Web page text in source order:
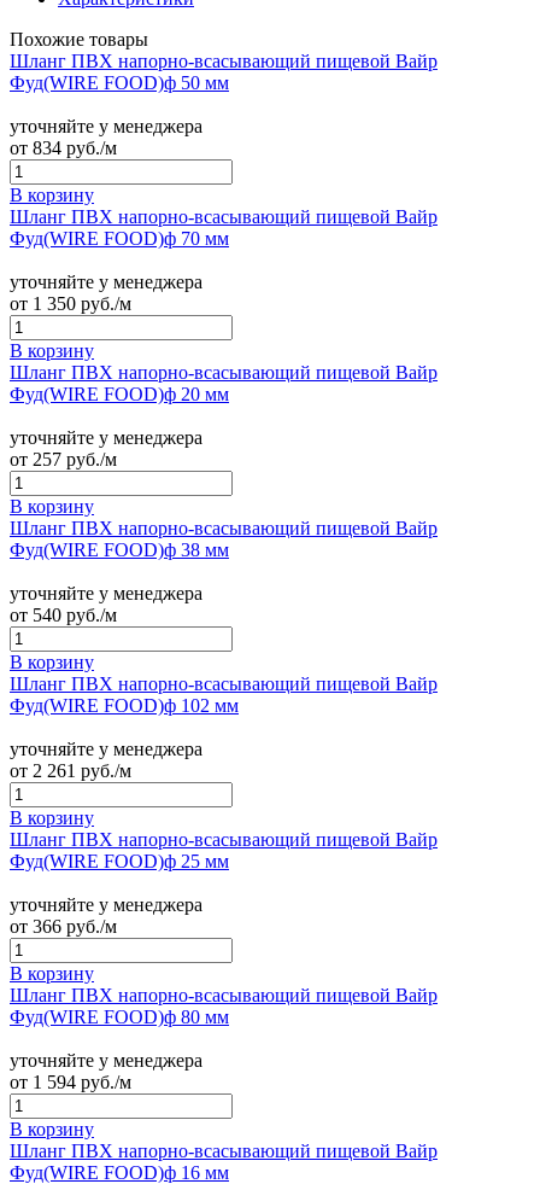
Похожие товары
Шланг ПВХ напорно-всасывающий пищевой Вайр
Фуд(WIRE FOOD)ф 50 мм
уточняйте у менеджера
от 834 руб./м
В корзину
Шланг ПВХ напорно-всасывающий пищевой Вайр
Фуд(WIRE FOOD)ф 70 мм
уточняйте у менеджера
от 1 350 руб./м
В корзину
Шланг ПВХ напорно-всасывающий пищевой Вайр
Фуд(WIRE FOOD)ф 20 мм
уточняйте у менеджера
от 257 руб./м
В корзину
Шланг ПВХ напорно-всасывающий пищевой Вайр
Фуд(WIRE FOOD)ф 38 мм
уточняйте у менеджера
от 540 руб./м
В корзину
Шланг ПВХ напорно-всасывающий пищевой Вайр
Фуд(WIRE FOOD)ф 102 мм
уточняйте у менеджера
от 2 261 руб./м
В корзину
Шланг ПВХ напорно-всасывающий пищевой Вайр
Фуд(WIRE FOOD)ф 25 мм
уточняйте у менеджера
от 366 руб./м
В корзину
Шланг ПВХ напорно-всасывающий пищевой Вайр
Фуд(WIRE FOOD)ф 80 мм
уточняйте у менеджера
от 1 594 руб./м
В корзину
Шланг ПВХ напорно-всасывающий пищевой Вайр
Фуд(WIRE FOOD)ф 16 мм